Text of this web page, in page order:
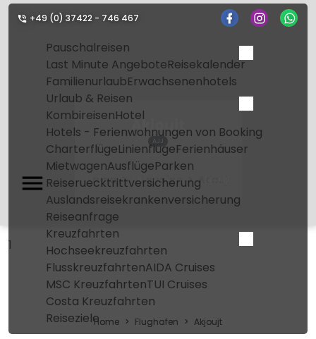
+49 (0) 37422 - 746 467
Pauschalreisen
Last Minute AngeboteReisekalender
FamilienurlaubErwachsenenhotels
Urlaub & Reisen
KombireisenHotel
Hotels - Ferienwohnungen von Booking
CharterflügeLinienflügeFerienhäuser
MietwagenAusflügeParken
Reiseruecktrittversicherung
Auslandsreisekrankenversicherung
Reiseanfrage
Kreuzfahrten
Hochseekreuzfahrten
FlusskreuzfahrtenAIDA Cruises
MSC KreuzfahrtenTUI Cruises
Costa Kreuzfahrten
Reiseziele
Akjoujt
AJJ
Home Flughafen Akjoujt
1
Home Flughafen Akjoujt